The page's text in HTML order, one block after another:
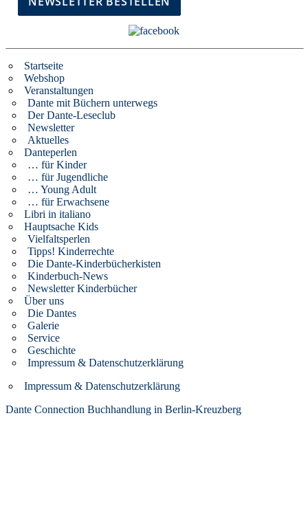
Startseite
Webshop
Veranstaltungen
Dante mit Büchern unterwegs
Der Dante-Leseclub
Newsletter
Aktuelles
Danteperlen
… für Kinder
… für Jugendliche
… Young Adult
… für Erwachsene
Libri in italiano
Hauptsache Kids
Vielfaltsperlen
Tipps! Kinderrechte
Die Dante-Kinderbücherkisten
Kinderbuch-News
Newsletter Kinderbücher
Über uns
Die Dantes
Galerie
Service
Geschichte
Impressum & Datenschutzerklärung
Impressum & Datenschutzerklärung
Dante Connection Buchhandlung in Berlin-Kreuzberg